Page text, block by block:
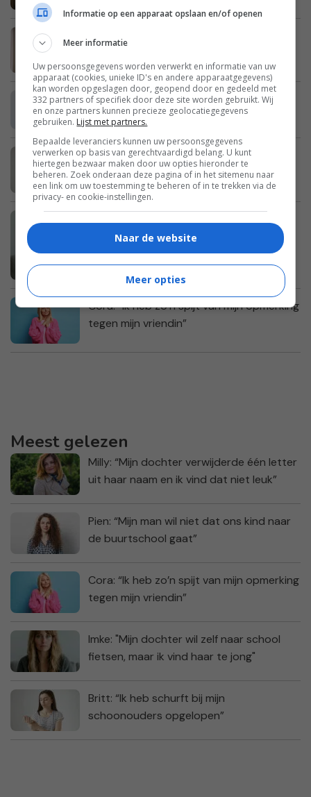
Julie: “Na het wegvallen van mijn man
Erica: “Mijn zus is een enorme
opschepster”
Britt: “Ik heb schurft bij mijn
schoonouders opgelopen”
Imke: “Mijn dochter wil zelf naar school
fietsen, maar ik vind haar te jong”
Cora: “Ik heb zo’n spijt van mijn opmerking
tegen mijn vriendin”
Meest gelezen
Milly: “Mijn dochter verwijderde één letter
uit haar naam en ik vind dat niet leuk”
Pien: “Mijn man wil niet dat ons kind naar
de buurtschool gaat”
Cora: “Ik heb zo’n spijt van mijn opmerking
tegen mijn vriendin”
Imke: "Mijn dochter wil zelf naar school
fietsen, maar ik vind haar te jong"
Britt: “Ik heb schurft bij mijn
schoonouders opgelopen”
Informatie op een apparaat opslaan en/of openen
Meer informatie
Uw persoonsgegevens worden verwerkt en informatie van uw
apparaat (cookies, unieke ID's en andere apparaatgegevens)
kan worden opgeslagen door, geopend door en gedeeld met
332 partners of specifiek door deze site worden gebruikt. Wij
en onze partners kunnen precieze geolocatiegegevens
gebruiken. Lijst met partners.
Bepaalde leveranciers kunnen uw persoonsgegevens
verwerken op basis van gerechtvaardigd belang. U kunt
hiertegen bezwaar maken door uw opties hieronder te
beheren. Zoek onderaan deze pagina of in het sitemenu naar
een link om uw toestemming te beheren of in te trekken via de
privacy- en cookie-instellingen.
Naar de website
Meer opties